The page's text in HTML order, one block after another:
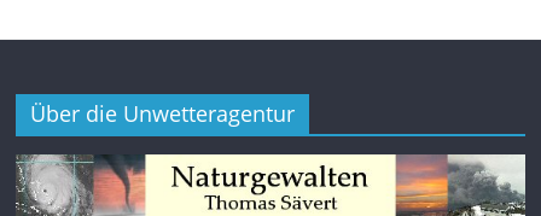
Über die Unwetteragentur